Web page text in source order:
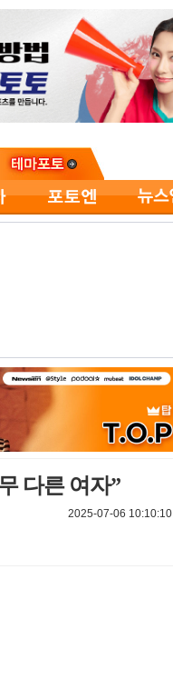
다른 여자”
2025-07-06 10:10:10